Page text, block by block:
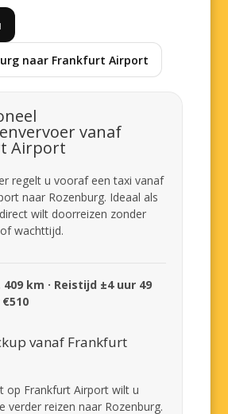
naar Frankfurt Airport
vanaf
Airport
regelt u vooraf een taxi vanaf
naar Rozenburg. Ideaal als
wilt doorreizen zonder
wachttijd.
km · Reistijd ±4 uur 49
vanaf Frankfurt
op Frankfurt Airport wilt u
verder reizen naar Rozenburg.